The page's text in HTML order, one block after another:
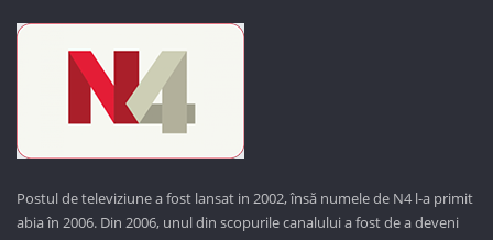
Postul de televiziune a fost lansat in 2002, însă numele de N4 l-a primit
abia în 2006. Din 2006, unul din scopurile canalului a fost de a deveni